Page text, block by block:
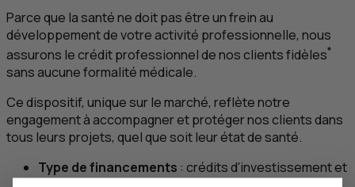
Parce que la santé ne doit pas être un frein au
développement de votre activité professionnelle, nous
assurons le crédit professionnel de nos clients fidèles*
sans aucune formalité médicale.
Ce dispositif, unique sur le marché, reflète notre
engagement à accompagner et protéger nos clients dans
tous leurs projets, quel que soit leur état de santé.
Type de financements : crédits d'investissement et